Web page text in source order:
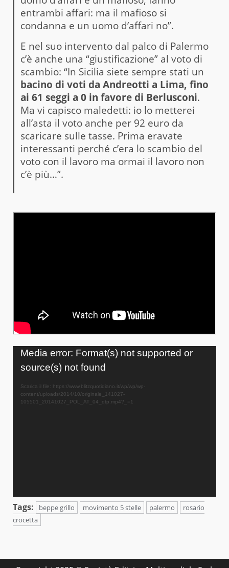
entrambi affari: ma il mafioso si
condanna e un uomo d’affari no”.
E nel suo intervento dal palco di Palermo
c’è anche una “giustificazione” al voto di
scambio: “In Sicilia siete sempre stati un
bacino di voti da Andreotti a Lima, fino
ai 61 seggi a 0 in favore di Berlusconi.
Ma vi capisco maledetti: io lo metterei
all’asta il voto anche per 92 euro da
scaricare sulle tasse. Prima eravate
interessanti perché c’era lo scambio del
voto con il lavoro ma ormai il lavoro non
c’è più…”.
Video
Player
Media error: Format(s) not supported or
source(s) not found
Scarica il file: https://www.blitzquotidiano.it/wp/wp/wp-
content/uploads/2014/10/originale_141027-
105501_20141027_POL_AT_04_qtp.mp4?_=1
Tags: beppe grillo movimento 5 stelle palermo
rosario
crocetta